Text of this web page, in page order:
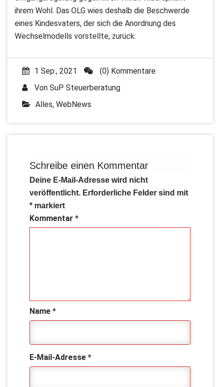
ihrem Wohl. Das OLG wies deshalb die Beschwerde
eines Kindesvaters, der sich die Anordnung des
Wechselmodells vorstellte, zurück.
1 Sep., 2021
(0) Kommentare
Von SuP Steuerberatung
Alles, WebNews
Schreibe einen Kommentar
Deine E-Mail-Adresse wird nicht
veröffentlicht. Erforderliche Felder sind mit
* markiert
Kommentar *
Name *
E-Mail-Adresse *